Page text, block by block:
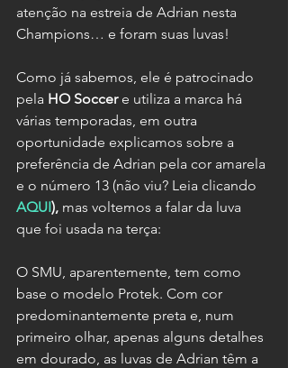
atenção na estreia de Adrian nesta
Champions… e foram suas luvas!
Como já sabemos, ele é patrocinado
pela HO Soccer e utiliza a marca há
várias temporadas, em outra
oportunidade explicamos sobre a
preferência de Adrian pela cor amarela
e o número 13 (não viu? Leia clicando
AQUI), mas voltemos a falar da luva
que foi usada na terça:
O SMU, aparentemente, tem como
base o modelo Protek. Com cor
predominantemente preta e, num
primeiro olhar, apenas alguns detalhes
em dourado, as luvas de Adrian têm a